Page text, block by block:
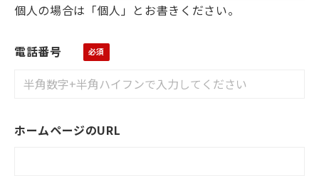
個人の場合は「個人」とお書きください。
電話番号
ホームページのURL